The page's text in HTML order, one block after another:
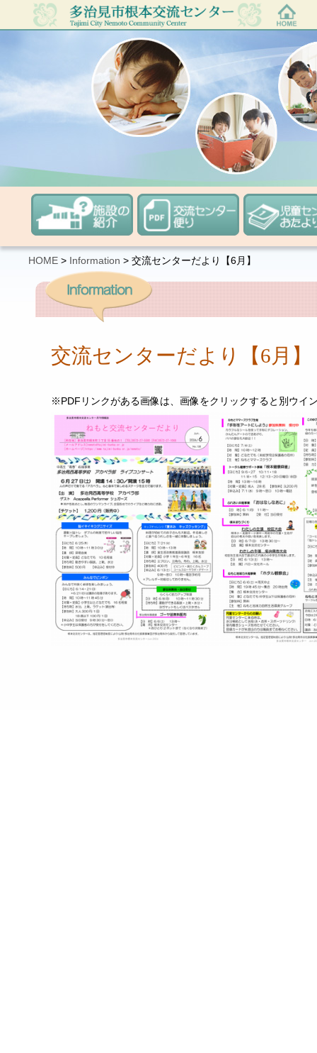
HOME > Information > 交流センターだより【6月】
交流センターだより【6月】
※PDFリンクがある画像は、画像をクリックすると別ウイ